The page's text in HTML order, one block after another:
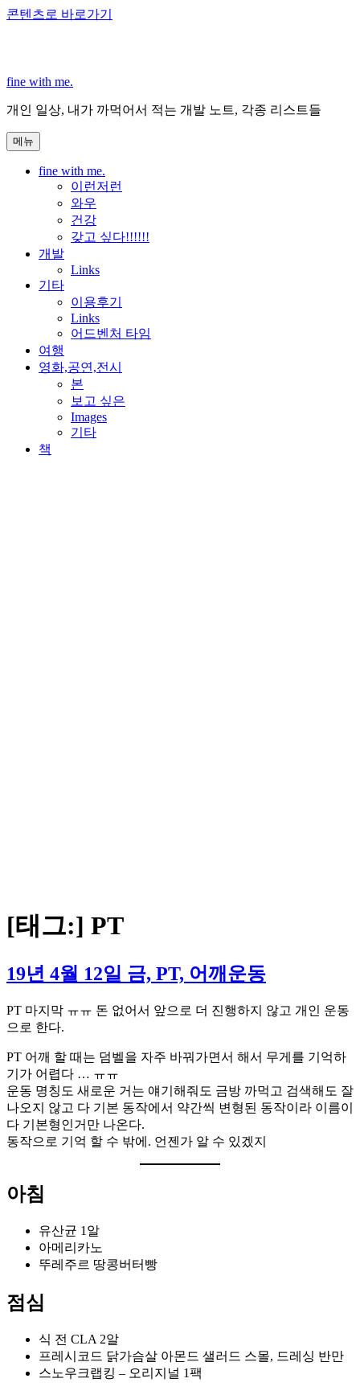
콘텐츠로 바로가기
fine with me.
개인 일상, 내가 까먹어서 적는 개발 노트, 각종 리스트들
메뉴
fine with me.
이런저런
와우
건강
갖고 싶다!!!!!!
개발
Links
기타
이용후기
Links
어드벤처 타임
여행
영화,공연,전시
본
보고 싶은
Images
기타
책
[태그:] PT
19년 4월 12일 금, PT, 어깨운동
PT 마지막 ㅠㅠ 돈 없어서 앞으로 더 진행하지 않고 개인 운동
으로 한다.
PT 어깨 할 때는 덤벨을 자주 바꿔가면서 해서 무게를 기억하
기가 어렵다 … ㅠㅠ
운동 명칭도 새로운 거는 얘기해줘도 금방 까먹고 검색해도 잘
나오지 않고 다 기본 동작에서 약간씩 변형된 동작이라 이름이
다 기본형인거만 나온다.
동작으로 기억 할 수 밖에. 언젠가 알 수 있겠지
아침
유산균 1알
아메리카노
뚜레주르 땅콩버터빵
점심
식 전 CLA 2알
프레시코드 닭가슴살 아몬드 샐러드 스몰, 드레싱 반만
스노우크랩킹 – 오리지널 1팩